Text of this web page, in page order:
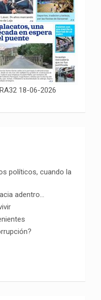
18-06-2026
políticos, cuando la
adentro…